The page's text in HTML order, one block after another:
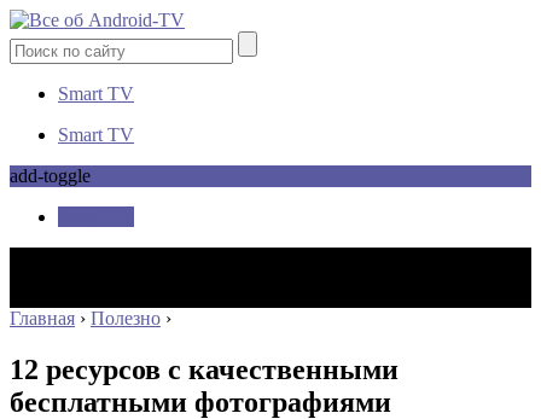
Smart TV
Smart TV
add-toggle
Главная › Полезно ›
12 ресурсов с качественными
бесплатными фотографиями